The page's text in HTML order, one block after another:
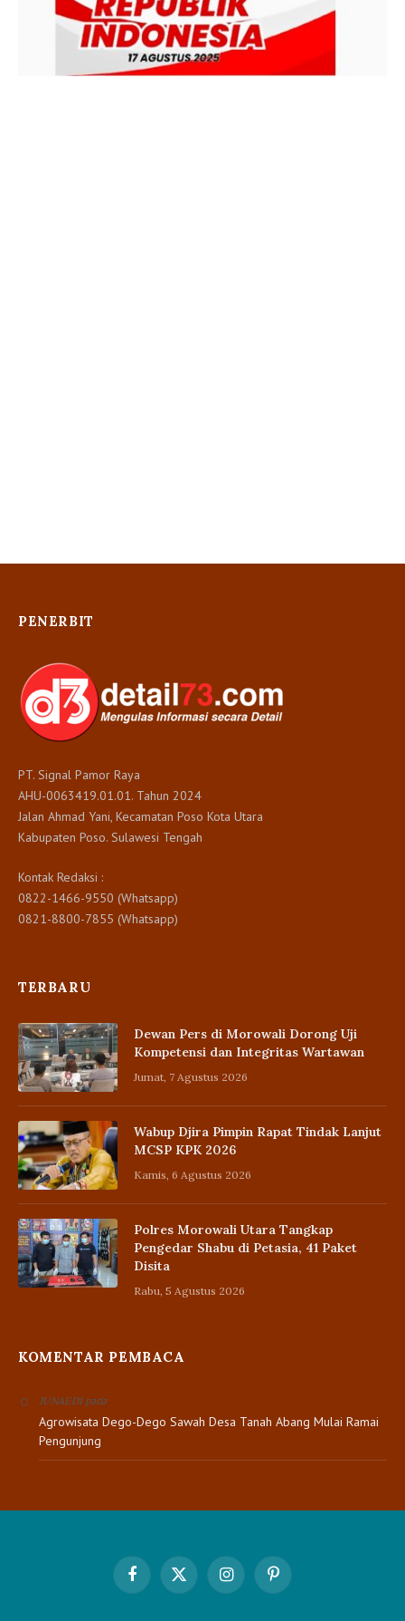
PENERBIT
PT. Signal Pamor Raya
AHU-0063419.01.01. Tahun 2024
Jalan Ahmad Yani, Kecamatan Poso Kota Utara
Kabupaten Poso. Sulawesi Tengah
Kontak Redaksi :
0822-1466-9550 (Whatsapp)
0821-8800-7855 (Whatsapp)
TERBARU
Dewan Pers di Morowali Dorong Uji
Kompetensi dan Integritas Wartawan
Jumat, 7 Agustus 2026
Wabup Djira Pimpin Rapat Tindak Lanjut
MCSP KPK 2026
Kamis, 6 Agustus 2026
Polres Morowali Utara Tangkap
Pengedar Shabu di Petasia, 41 Paket
Disita
Rabu, 5 Agustus 2026
KOMENTAR PEMBACA
JUNAEDIpada
Agrowisata Dego-Dego Sawah Desa Tanah Abang Mulai Ramai
Pengunjung
FacebookX
InstagramPinterest